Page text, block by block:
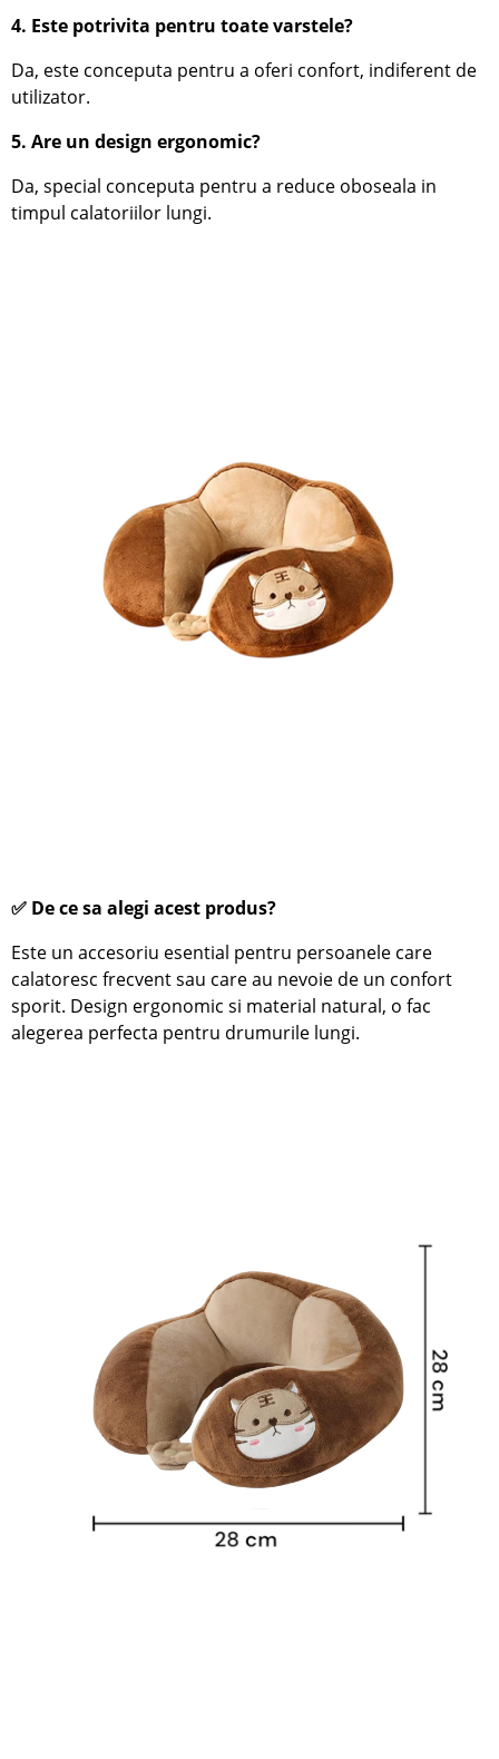
4. Este potrivita pentru toate varstele?
Da, este conceputa pentru a oferi confort, indiferent de
utilizator.
5. Are un design ergonomic?
Da, special conceputa pentru a reduce oboseala in
timpul calatoriilor lungi.
✅ De ce sa alegi acest produs?
Este un accesoriu esential pentru persoanele care
calatoresc frecvent sau care au nevoie de un confort
sporit. Design ergonomic si material natural, o fac
alegerea perfecta pentru drumurile lungi.